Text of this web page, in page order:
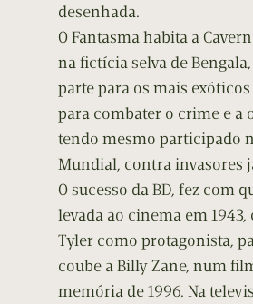
desenhada.
O Fantasma habita a
na fictícia selva de
parte para os mais
para combater o crime e a
tendo mesmo participado
Mundial, contra invasores
O sucesso da BD, fez com
levada ao cinema em
Tyler como protagonista,
coube a Billy Zane, num
memória de 1996. Na